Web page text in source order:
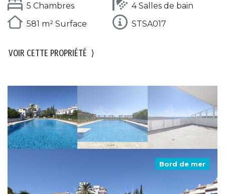
5 Chambres
4 Salles de bain
581 m² Surface
STSA017
VOIR CETTE PROPRIÉTÉ ⟩
Bord de mer